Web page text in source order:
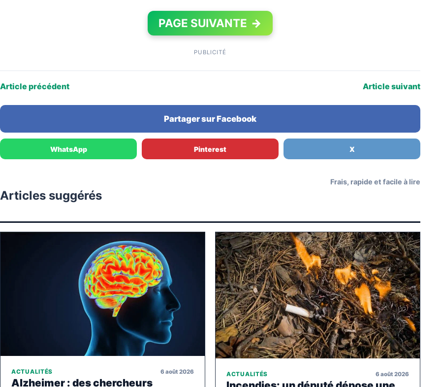
PAGE SUIVANTE →
PUBLICITÉ
Article précédent Article suivant
Partager sur Facebook
WhatsApp Pinterest X
Articles suggérés
Frais, rapide et facile à lire
ACTUALITÉS 6 août 2026
Alzheimer : des chercheurs
ACTUALITÉS 6 août 2026